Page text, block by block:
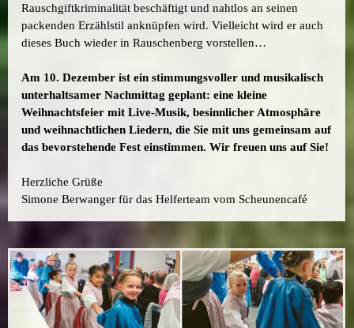
Rauschgiftkriminalität beschäftigt und nahtlos an seinen
packenden Erzählstil anknüpfen wird. Vielleicht wird er auch
dieses Buch wieder in Rauschenberg vorstellen…
Am 10. Dezember ist ein stimmungsvoller und musikalisch
unterhaltsamer Nachmittag geplant: eine kleine
Weihnachtsfeier mit Live-Musik, besinnlicher Atmosphäre
und weihnachtlichen Liedern, die Sie mit uns gemeinsam auf
das bevorstehende Fest einstimmen. Wir freuen uns auf Sie!
Herzliche Grüße
Simone Berwanger für das Helferteam vom Scheunencafé